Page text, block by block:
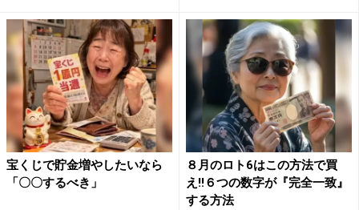
宝くじで貯金増やしたいなら
「〇〇するべき」
８月のロト6はこの方法で買
え!!６つの数字が『完全一致』
する方法